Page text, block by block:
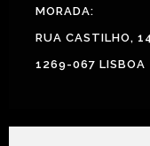
MORADA:
RUA CASTILHO,
1269-067 LISBOA